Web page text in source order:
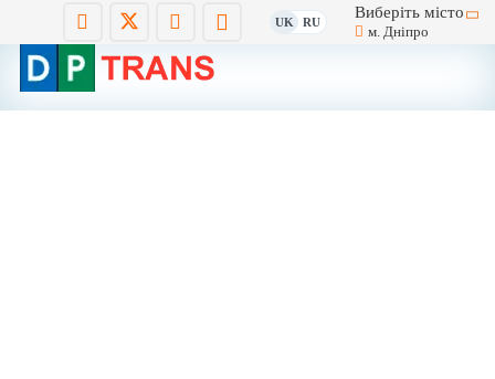
UK RU
Виберіть місто
м. Дніпро